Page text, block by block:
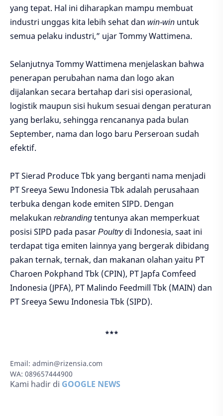
yang tepat. Hal ini diharapkan mampu membuat
industri unggas kita lebih sehat dan win-win untuk
semua pelaku industri,” ujar Tommy Wattimena.
Selanjutnya Tommy Wattimena menjelaskan bahwa
penerapan perubahan nama dan logo akan
dijalankan secara bertahap dari sisi operasional,
logistik maupun sisi hukum sesuai dengan peraturan
yang berlaku, sehingga rencananya pada bulan
September, nama dan logo baru Perseroan sudah
efektif.
PT Sierad Produce Tbk yang berganti nama menjadi
PT Sreeya Sewu Indonesia Tbk adalah perusahaan
terbuka dengan kode emiten SIPD. Dengan
melakukan rebrandingtentunya akan memperkuat
posisi SIPD pada pasarPoultrydi Indonesia, saat ini
terdapat tiga emiten lainnya yang bergerak dibidang
pakan ternak, ternak, dan makanan olahan yaitu PT
Charoen Pokphand Tbk (CPIN), PT Japfa Comfeed
Indonesia (JPFA), PT Malindo Feedmill Tbk (MAIN) dan
PT Sreeya Sewu Indonesia Tbk (SIPD).
***
Email: admin@rizensia.com
WA: 089657444900
Kami hadir di GOOGLE NEWS